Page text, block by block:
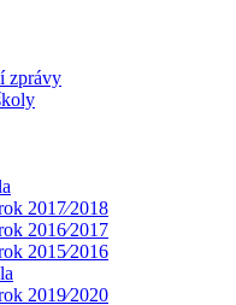
zprávy
2017⁄2018
2016⁄2017
2015⁄2016
2019⁄2020